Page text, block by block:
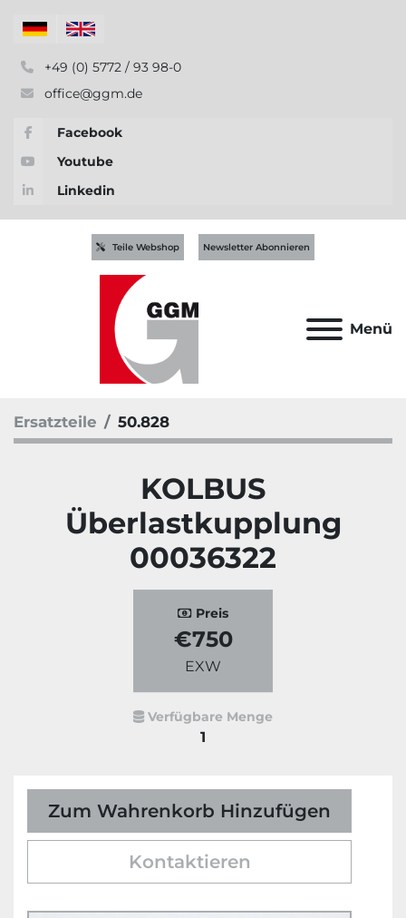
+49 (0) 5772 / 93 98-0
office@ggm.de
Facebook
Youtube
Linkedin
Menü
Teile Webshop Newsletter Abonnieren
Ersatzteile 50.828
KOLBUS
Überlastkupplung
00036322
Preis
€750
EXW
Verfügbare Menge
1
Zum Wahrenkorb Hinzufügen
Kontaktieren